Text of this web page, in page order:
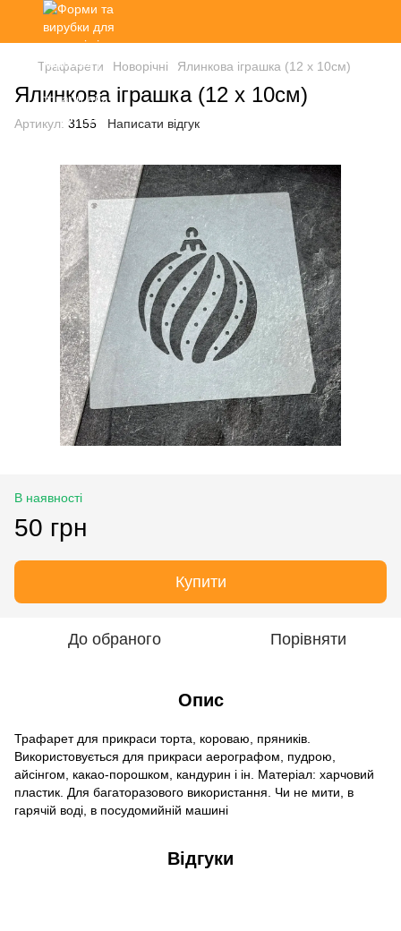
Трафарети Новорічні Ялинкова іграшка (12 х 10см)
Ялинкова іграшка (12 х 10см)
Артикул: 3155 Написати відгук
В наявності
50 грн
Купити
До обраного Порівняти
Опис
Трафарет для прикраси торта, короваю, пряників.
Використовується для прикраси аерографом, пудрою,
айсінгом, какао-порошком, кандурин і ін. Матеріал: харчовий
пластик. Для багаторазового використання. Чи не мити, в
гарячій воді, в посудомийній машині
Відгуки